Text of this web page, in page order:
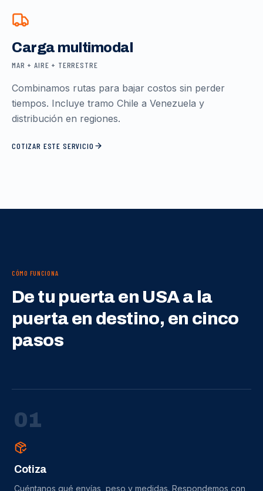
Carga multimodal
MAR + AIRE + TERRESTRE
Combinamos rutas para bajar costos sin perder
tiempos. Incluye tramo Chile a Venezuela y
distribución en regiones.
COTIZAR ESTE SERVICIO
CÓMO FUNCIONA
De tu puerta en USA a la
puerta en destino, en cinco
pasos
01
Cotiza
Cuéntanos qué envías, peso y medidas. Respondemos con